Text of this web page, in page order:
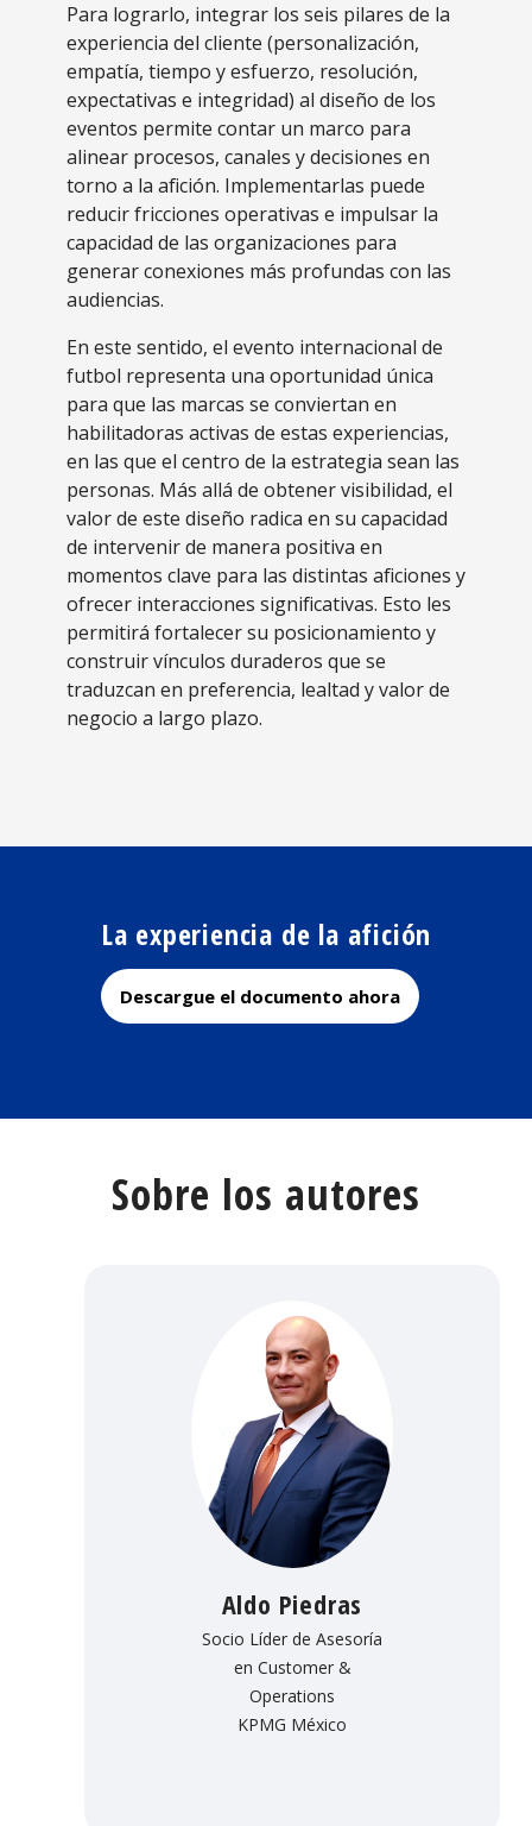
Para lograrlo, integrar los seis pilares de la
experiencia del cliente (personalización,
empatía, tiempo y esfuerzo, resolución,
expectativas e integridad) al diseño de los
eventos permite contar un marco para
alinear procesos, canales y decisiones en
torno a la afición. Implementarlas puede
reducir fricciones operativas e impulsar la
capacidad de las organizaciones para
generar conexiones más profundas con las
audiencias.
En este sentido, el evento internacional de
futbol representa una oportunidad única
para que las marcas se conviertan en
habilitadoras activas de estas experiencias,
en las que el centro de la estrategia sean las
personas. Más allá de obtener visibilidad, el
valor de este diseño radica en su capacidad
de intervenir de manera positiva en
momentos clave para las distintas aficiones y
ofrecer interacciones significativas. Esto les
permitirá fortalecer su posicionamiento y
construir vínculos duraderos que se
traduzcan en preferencia, lealtad y valor de
negocio a largo plazo.
La experiencia de la afición
Descargue el documento ahora
Sobre los autores
Aldo Piedras
Socio Líder de Asesoría
en Customer &
Operations
KPMG México